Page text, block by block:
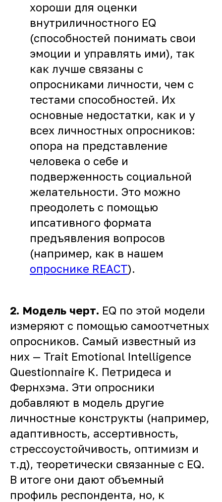
хороши для оценки
внутриличностного EQ
(способностей понимать свои
эмоции и управлять ими), так
как лучше связаны с
опросниками личности, чем с
тестами способностей. Их
основные недостатки, как и у
всех личностных опросников:
опора на представление
человека о себе и
подверженность социальной
желательности. Это можно
преодолеть с помощью
ипсативного формата
предъявления вопросов
(например, как в нашем
опроснике REACT).
2. Модель черт. EQ по этой модели
измеряют с помощью самоотчетных
опросников. Самый известный из
них — Trait Emotional Intelligence
Questionnaire К. Петридеса и
Фернхэма. Эти опросники
добавляют в модель другие
личностные конструкты (например,
адаптивность, ассертивность,
стрессоустойчивость, оптимизм и
т.д), теоретически связанные с EQ.
В итоге они дают объемный
профиль респондента, но, к